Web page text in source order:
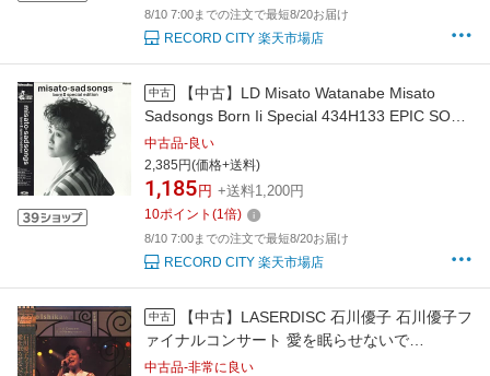
8/10 7:00までの注文で最短8/20お届け
RECORD CITY 楽天市場店
中古
【中古】LD Misato Watanabe Misato
Sadsongs Born Ii Special 434H133 EPIC SONY
Japan /00600
中古品-良い
2,385円(価格+送料)
1,185 円 +送料1,200円
10ポイント (1倍)
8/10 7:00までの注文で最短8/20お届け
RECORD CITY 楽天市場店
中古
【中古】LASERDISC 石川優子 石川優子フ
ァイナルコンサート 愛を眠らせないで
TOLF1073 TOEMI /00600
中古品-非常に良い